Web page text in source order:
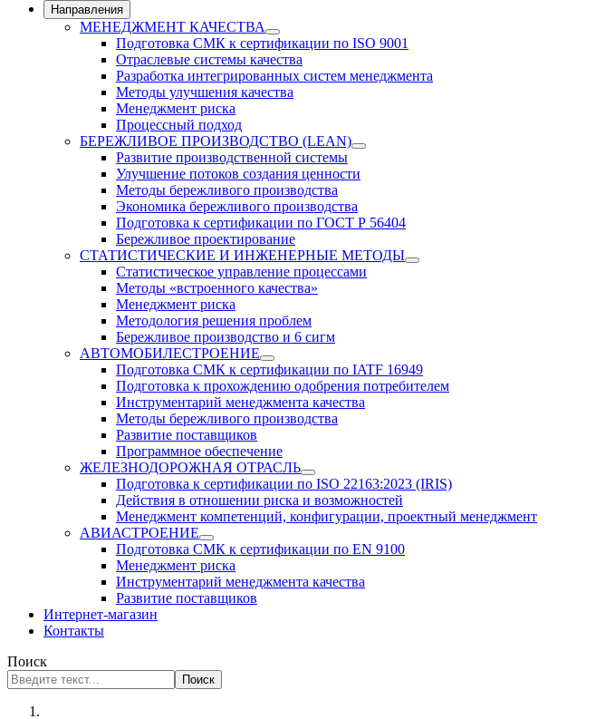
Направления
МЕНЕДЖМЕНТ КАЧЕСТВА
Подготовка СМК к сертификации по ISO 9001
Отраслевые системы качества
Разработка интегрированных систем менеджмента
Методы улучшения качества
Менеджмент риска
Процессный подход
БЕРЕЖЛИВОЕ ПРОИЗВОДСТВО (LEAN)
Развитие производственной системы
Улучшение потоков создания ценности
Методы бережливого производства
Экономика бережливого производства
Подготовка к сертификации по ГОСТ Р 56404
Бережливое проектирование
СТАТИСТИЧЕСКИЕ И ИНЖЕНЕРНЫЕ МЕТОДЫ
Статистическое управление процессами
Методы «встроенного качества»
Менеджмент риска
Методология решения проблем
Бережливое производство и 6 сигм
АВТОМОБИЛЕСТРОЕНИЕ
Подготовка СМК к сертификации по IATF 16949
Подготовка к прохождению одобрения потребителем
Инструментарий менеджмента качества
Методы бережливого производства
Развитие поставщиков
Программное обеспечение
ЖЕЛЕЗНОДОРОЖНАЯ ОТРАСЛЬ
Подготовка к сертификации по ISO 22163:2023 (IRIS)
Действия в отношении риска и возможностей
Менеджмент компетенций, конфигурации, проектный менеджмент
АВИАСТРОЕНИЕ
Подготовка СМК к сертификации по EN 9100
Менеджмент риска
Инструментарий менеджмента качества
Развитие поставщиков
Интернет-магазин
Контакты
Поиск
Поиск